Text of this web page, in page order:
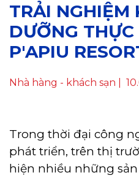
TRẢI NGHIỆM
DƯỠNG
P'APIU
Nhà hàng - khách sạn |
Trong thời đại công
phát triển, trên thị
hiện nhiều những